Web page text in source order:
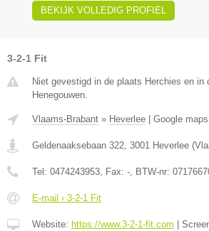
BEKIJK VOLLEDIG PROFIEL
3-2-1 Fit
Niet gevestigd in de plaats Herchies en in
Henegouwen.
Vlaams-Brabant » Heverlee Google maps
Geldenaaksebaan 322, 3001 Heverlee (
Tel: 0474243953, Fax: -, BTW-nr:
E-mail › 3-2-1 Fit
Website: https://www.3-2-1-fit.com